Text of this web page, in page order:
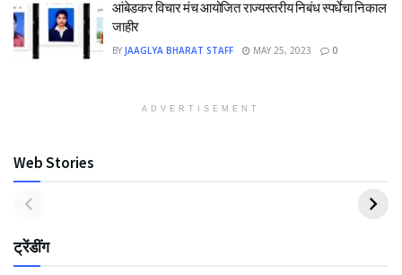
आंबेडकर विचार मंच आयोजित राज्यस्तरीय निबंध स्पर्धेचा निकाल
जाहीर
BY JAAGLYA BHARAT STAFF MAY 25, 2023 0
ADVERTISEMENT
Web Stories
ट्रेंडींग